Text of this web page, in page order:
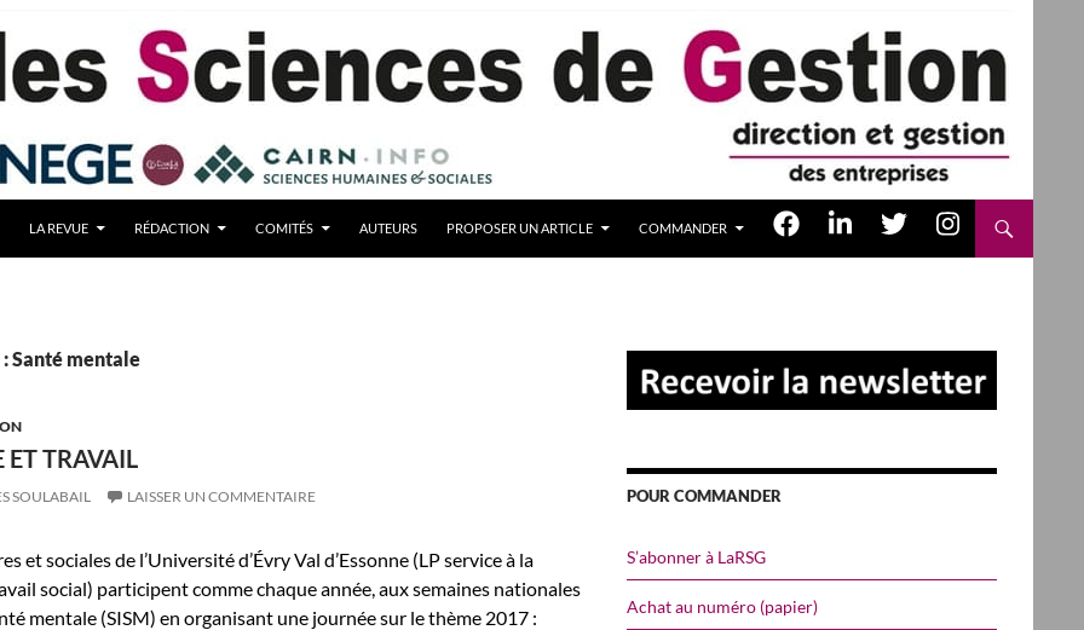
LA REVUE RÉDACTION COMITÉS AUTEURS PROPOSER UN ARTICLE COMMANDER
Santé mentale
ET TRAVAIL
SOULABAIL LAISSER UN COMMENTAIRE
et sociales de l’Université d’Évry Val d’Essonne (LP service à la
social) participent comme chaque année, aux semaines nationales
mentale (SISM) en organisant une journée sur le thème 2017 :
POUR COMMANDER
S’abonner à LaRSG
Achat au numéro (papier)